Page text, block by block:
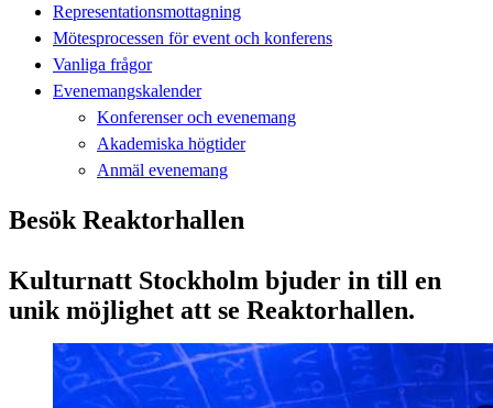
Representationsmottagning
Mötesprocessen för event och konferens
Vanliga frågor
Evenemangskalender
Konferenser och evenemang
Akademiska högtider
Anmäl evenemang
Besök Reaktorhallen
Kulturnatt Stockholm bjuder in till en
unik möjlighet att se Reaktorhallen.